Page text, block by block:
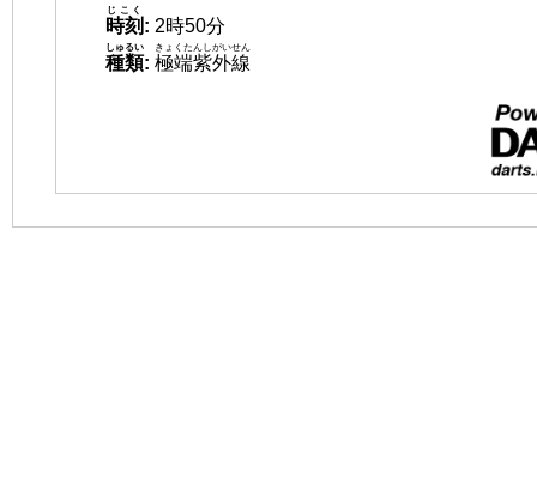
時刻
じこく
: 2時50分
種類
しゅるい
: 極端紫外線
きょくたんしがいせん